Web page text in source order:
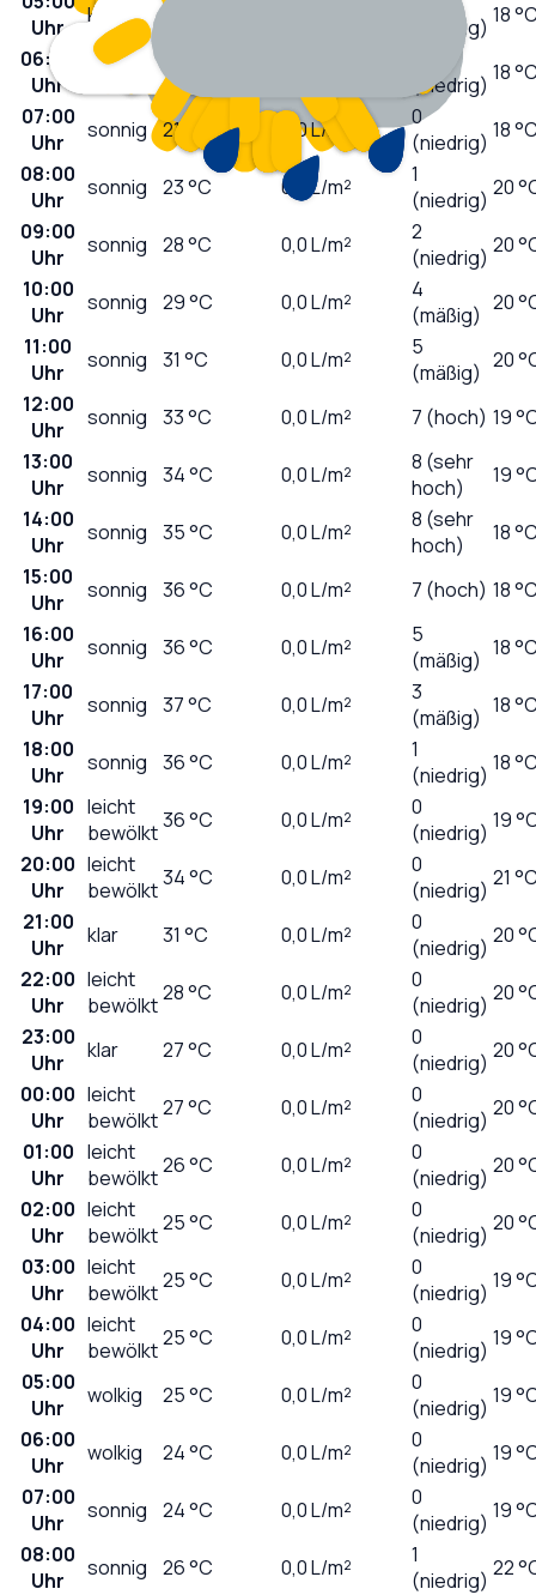
Uhr
klar
(niedrig) 18
06:00
Uhr
klar 21
(niedrig) 18
07:00
Uhr
sonnig 21 0,0L/m²
0
(niedrig) 18
08:00
Uhr
sonnig 23°C 0,0 L/m²
1
(niedrig) 20
09:00
Uhr
sonnig 28°C 0,0L/m²
2
(niedrig) 20
10:00
Uhr
sonnig 29°C 0,0L/m²
4
(mäßig) 20
11:00
Uhr
sonnig 31 °C 0,0L/m²
5
(mäßig) 20
12:00
Uhr
sonnig 33°C 0,0L/m² 7 (hoch) 19
13:00
Uhr
sonnig 34°C 0,0L/m²
8 (sehr
hoch)
19
14:00
Uhr
sonnig 35°C 0,0L/m²
8 (sehr
hoch)
18
15:00
Uhr
sonnig 36°C 0,0L/m² 7 (hoch) 18
16:00
Uhr
sonnig 36°C 0,0L/m²
5
(mäßig) 18
17:00
Uhr
sonnig 37°C 0,0L/m²
3
(mäßig) 18
18:00
Uhr
sonnig 36°C 0,0L/m²
1
(niedrig) 18
19:00
Uhr
leicht
bewölkt36°C 0,0L/m²
0
(niedrig) 19
20:00
Uhr
leicht
bewölkt34°C 0,0L/m²
0
(niedrig) 21
21:00
Uhr
klar 31 °C 0,0L/m²
0
(niedrig) 20
22:00
Uhr
leicht
bewölkt28°C 0,0L/m²
0
(niedrig) 20
23:00
Uhr
klar 27°C 0,0L/m²
0
(niedrig) 20
00:00
Uhr
leicht
bewölkt27°C 0,0L/m²
0
(niedrig) 20
01:00
Uhr
leicht
bewölkt26°C 0,0L/m²
0
(niedrig) 20
02:00
Uhr
leicht
bewölkt25°C 0,0L/m²
0
(niedrig) 20
03:00
Uhr
leicht
bewölkt25°C 0,0L/m²
0
(niedrig) 19
04:00
Uhr
leicht
bewölkt25°C 0,0L/m²
0
(niedrig) 19
05:00
Uhr
wolkig 25°C 0,0L/m²
0
(niedrig) 19
06:00
Uhr
wolkig 24°C 0,0L/m²
0
(niedrig) 19
07:00
Uhr
sonnig 24°C 0,0L/m²
0
(niedrig) 19
08:00
Uhr
sonnig 26°C 0,0L/m²
1
(niedrig) 22